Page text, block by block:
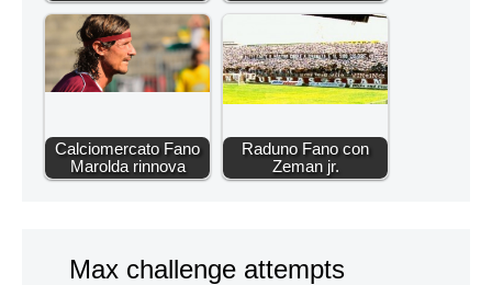
Calciomercato Fano
Marolda rinnova
Raduno Fano con
Zeman jr.